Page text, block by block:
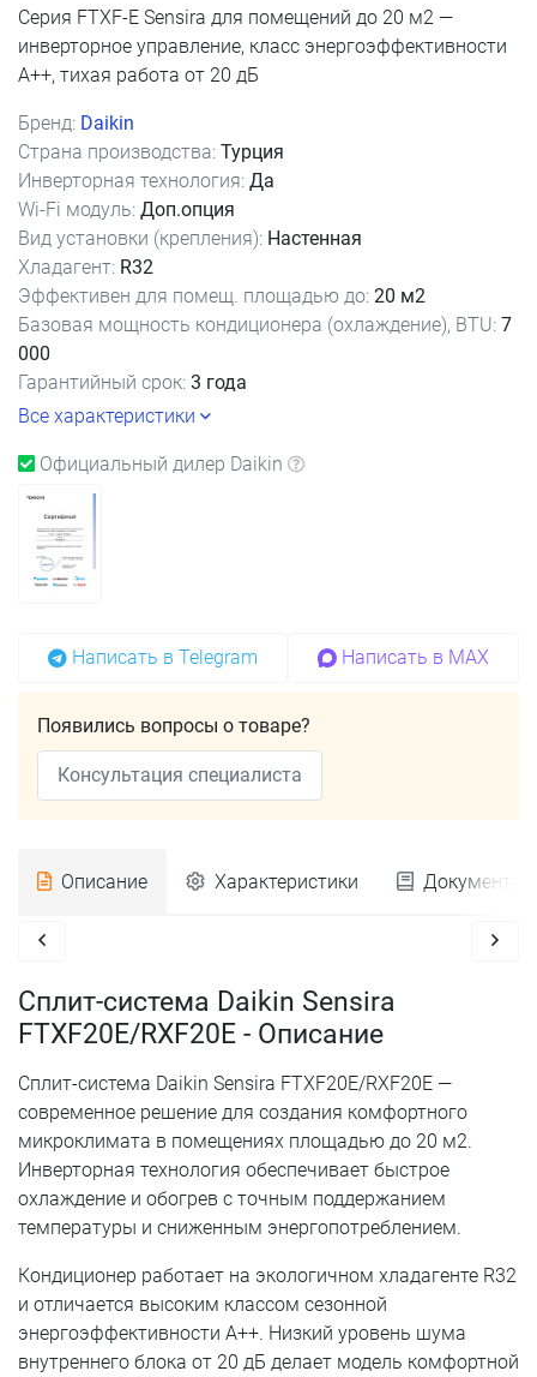
Серия FTXF-E Sensira для помещений до 20 м2 —
инверторное управление, класс энергоэффективности
A++, тихая работа от 20 дБ
Бренд: Daikin
Страна производства: Турция
Инверторная технология: Да
Wi-Fi модуль: Доп.опция
Вид установки (крепления): Настенная
Хладагент: R32
Эффективен для помещ. площадью до: 20 м2
Базовая мощность кондиционера (охлаждение), BTU: 7
000
Гарантийный срок: 3 года
Все характеристики
Официальный дилер Daikin
Написать в Telegram Написать в MAX
Появились вопросы о товаре?
Консультация специалиста
Описание Характеристики
Сплит-система Daikin Sensira
FTXF20E/RXF20E - Описание
Сплит-система Daikin Sensira FTXF20E/RXF20E —
современное решение для создания комфортного
микроклимата в помещениях площадью до 20 м2.
Инверторная технология обеспечивает быстрое
охлаждение и обогрев с точным поддержанием
температуры и сниженным энергопотреблением.
Кондиционер работает на экологичном хладагенте R32
и отличается высоким классом сезонной
энергоэффективности A++. Низкий уровень шума
внутреннего блока от 20 дБ делает модель комфортной